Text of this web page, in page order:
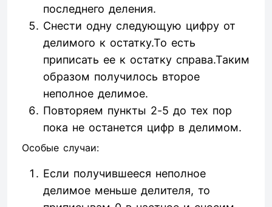
последнего деления.
Снести одну следующую цифру от
делимого к остатку.То есть
приписать ее к остатку справа.Таким
образом получилось второе
неполное делимое.
Повторяем пункты 2-5 до тех пор
пока не останется цифр в делимом.
Особые случаи:
Если получившееся неполное
делимое меньше делителя, то